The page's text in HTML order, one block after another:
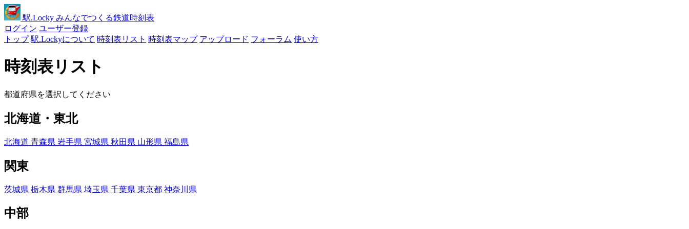
駅.Locky みんなでつくる鉄道時刻表
ログイン ユーザー登録
トップ 駅.Lockyについて 時刻表リスト 時刻表マップ アップロード フォーラム 使い方
時刻表リスト
都道府県を選択してください
北海道・東北
北海道 青森県 岩手県 宮城県 秋田県 山形県 福島県
関東
茨城県 栃木県 群馬県 埼玉県 千葉県 東京都 神奈川県
中部